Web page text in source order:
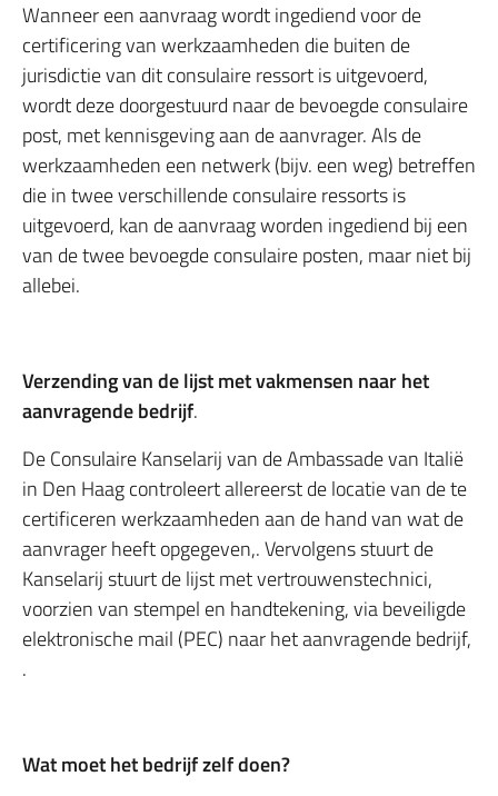
Wanneer een aanvraag wordt ingediend voor de
certificering van werkzaamheden die buiten de
jurisdictie van dit consulaire ressort is uitgevoerd,
wordt deze doorgestuurd naar de bevoegde consulaire
post, met kennisgeving aan de aanvrager. Als de
werkzaamheden een netwerk (bijv. een weg) betreffen
die in twee verschillende consulaire ressorts is
uitgevoerd, kan de aanvraag worden ingediend bij een
van de twee bevoegde consulaire posten, maar niet bij
allebei.
Verzending van de lijst met vakmensen naar het
aanvragende bedrijf.
De Consulaire Kanselarij van de Ambassade van Italië
in Den Haag controleert allereerst de locatie van de te
certificeren werkzaamheden aan de hand van wat de
aanvrager heeft opgegeven,. Vervolgens stuurt de
Kanselarij stuurt de lijst met vertrouwenstechnici,
voorzien van stempel en handtekening, via beveiligde
elektronische mail (PEC) naar het aanvragende bedrijf,
.
Wat moet het bedrijf zelf doen?